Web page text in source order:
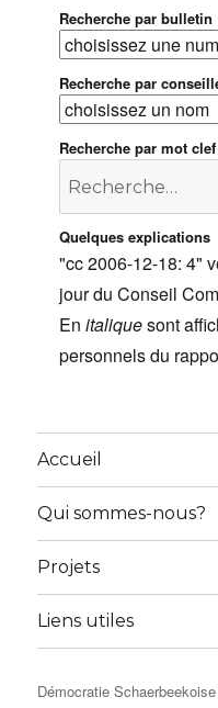
Recherche par bulletin
Recherche par
Recherche par mot clef
Recherche
:Quelques explications
"cc 2006-12-18: 4"
jour du Conseil
Enitaliquesont
personnels du
Accueil
Qui sommes-nous?
Projets
Liens utiles
Démocratie Schaerbeekoise